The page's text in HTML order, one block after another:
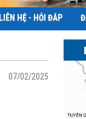
LIÊN HỆ - HỎI ĐÁP
07/02/2025